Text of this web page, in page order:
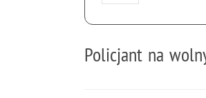
Policjant na